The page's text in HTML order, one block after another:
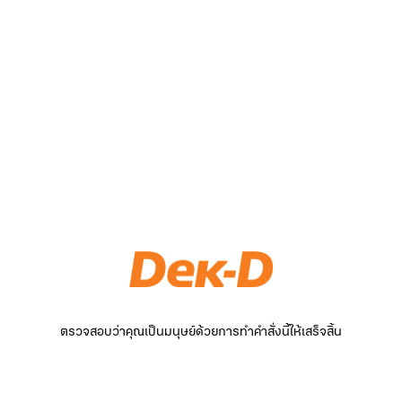
ตรวจสอบว่าคุณเป็นมนุษย์ด้วยการทำคำสั่งนี้ให้เสร็จสิ้น